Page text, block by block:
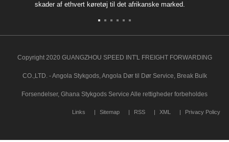
skader af ethvert køretøj til det afrikanske marked.
Copyright 2020 GUANGZHOU SPEED INT'L FREIGHT FORWARDING
CO.,LTD. - Angola Stykgods, Angola Dør til Dør Service, Break Bulk
Forsendelser, Ghana Stykgods Service Alle rettigheder forbeholdes
Links Sitemap RSS XML Privacy Policy